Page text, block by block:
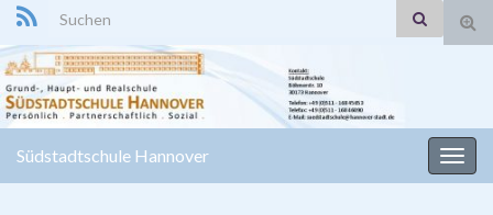
Search for:
Südstadtschule Hannover